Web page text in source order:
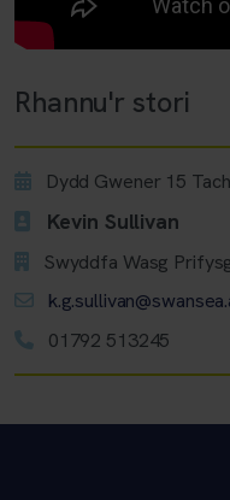
Rhannu'r stori
Dydd Gwener 15
Kevin Sullivan
Swyddfa Wasg
01792 513245